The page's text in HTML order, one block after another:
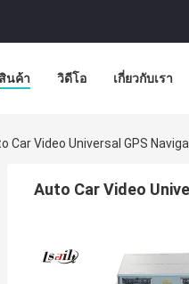
สินค้า วิดีโอ เกี่ยวกับเรา
Car Video Universal GPS
Auto Car Video